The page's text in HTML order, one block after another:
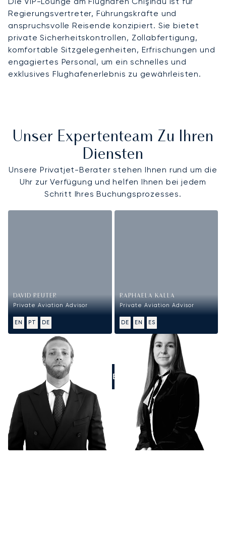
Regierungsvertreter, Führungskräfte und
anspruchsvolle Reisende konzipiert. Sie bietet
private Sicherheitskontrollen, Zollabfertigung,
komfortable Sitzgelegenheiten, Erfrischungen und
engagiertes Personal, um ein schnelles und
exklusives Flughafenerlebnis zu gewährleisten.
Unser Expertenteam Zu Ihren
Diensten
Unsere Privatjet-Berater stehen Ihnen rund um die
Uhr zur Verfügung und helfen Ihnen bei jedem
Schritt Ihres Buchungsprozesses.
DAVID REUTER
Private Aviation Advisor
EN PT DE
RAPHAELA KALLA
Private Aviation Advisor
DE EN ES
RUFEN SIE UNS AN